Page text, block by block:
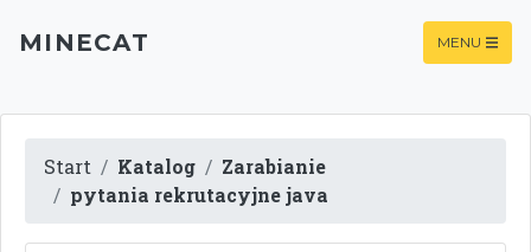
MINECAT MENU
Start Katalog
Zarabianie
pytania rekrutacyjne java